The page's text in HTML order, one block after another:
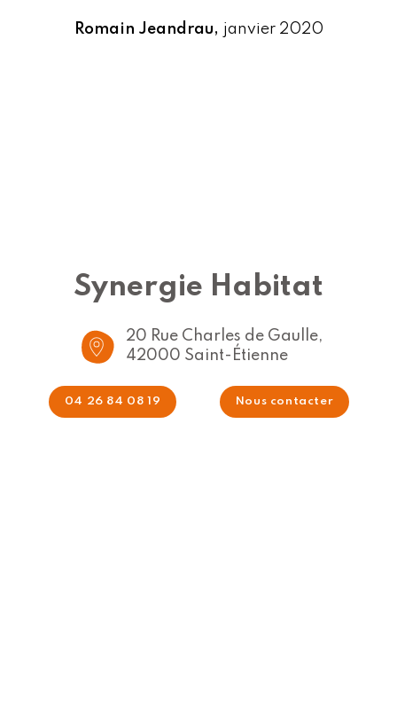
Romain Jeandrau janvier 2020
Synergie Habitat
20 Rue Charles de Gaulle,
42000 Saint-Étienne
04 26 84 08 19 Nous contacter